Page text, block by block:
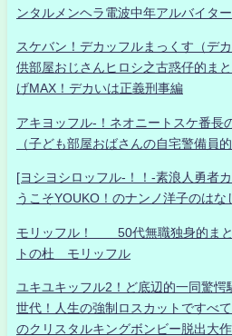
ンタルメンヘラ電波中年アルバイタ
スケバン！デカッフルまっくす（デ
供部屋おじさんヒロシ之古惑仔的ま
げMAX！デカいは正義刑事編
アキヨッフル-！ネオニートスケ番長
（子ども部屋おばさんの自宅警備員
[ヨシヨシロッフル-！！-素浪人勇者
うこそYOUKO！のナンノ洋子のはな
モリッフル！ 50代無職独身的まと
トの杜 モリッフル
ユキユキッフル2！ど底辺的一同驚愕
世代！人生の強制ロスカットですべ
のクリスタルキングボンビー脱出大